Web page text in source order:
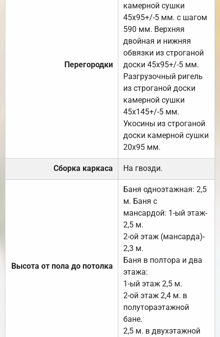
Перегородки
камерной сушки
45х95+/-5 мм. с шагом
590 мм. Верхняя
двойная и нижняя
обвязки из строганой
доски 45х95+/-5 мм.
Разгрузочный ригель
из строганой доски
камерной сушки
45х145+/-5 мм.
Укосины из строганой
доски камерной сушки
20х95 мм.
Сборка каркаса На гвозди.
Высота от пола до потолка
Баня одноэтажная: 2,5
м. Баня с
мансардой: 1-ый этаж-
2,5 м.
2-ой этаж (мансарда)-
2,3 м.
Баня в полтора и два
этажа:
1-ый этаж 2,5 м.
2-ой этаж 2,4 м. в
полутораэтажной
бане.
2,5 м. в двухэтажной